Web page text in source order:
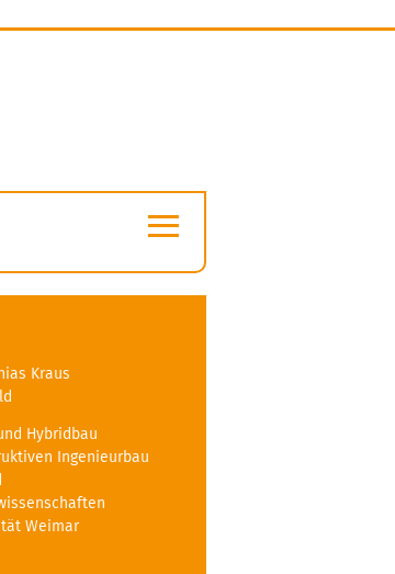
≡
Kraus
Hybridbau
Ingenieurbau
Weimar